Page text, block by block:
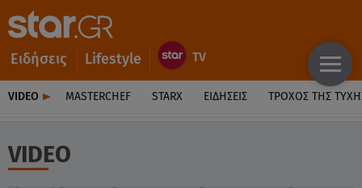
Ειδήσεις Lifestyle
VIDEO MASTERCHEF STARX ΕΙΔΉΣΕΙΣ ΤΡΟΧΌΣ ΤΗΣ
VIDEO